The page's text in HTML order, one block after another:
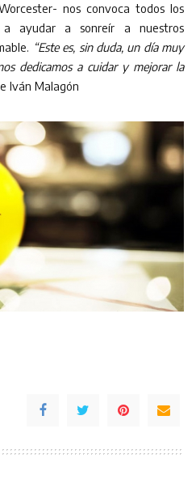
nos convoca todos los
ayudar a sonreír a nuestros
“Este es, sin duda, un día muy
dedicamos a cuidar y mejorar la
Iván Malagón